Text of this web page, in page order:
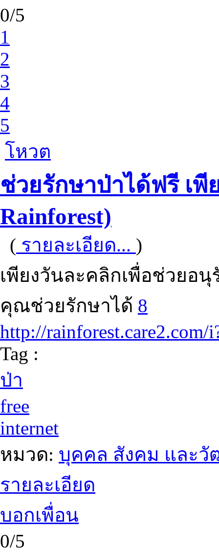
0/5
1
2
3
4
5
โหวต
ช่วยรักษาป่าได้ฟรี เพี
Rainforest)
( รายละเอียด... )
เพียงวันละคลิกเพื่อช่วยอ
คุณช่วยรักษาได้ 8
http://rainforest.care2.com/
Tag :
ป่า
free
internet
หมวด: บุคคล สังคม และวั
รายละเอียด
บอกเพื่อน
0/5